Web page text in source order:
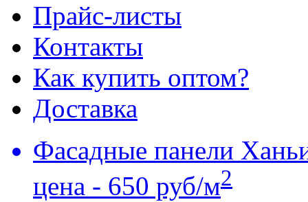
Прайс-листы
Контакты
Как купить оптом?
Доставка
Фасадные панели
цена - 650 руб/м2